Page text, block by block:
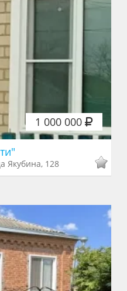
1 000 000
Якубина, 128